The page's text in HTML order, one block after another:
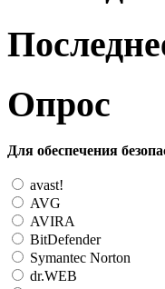
Опрос
Для обеспечения
avast!
AVG
AVIRA
BitDefender
Symantec Norton
dr.WEB